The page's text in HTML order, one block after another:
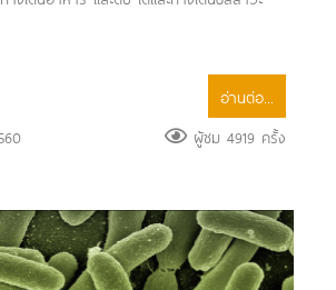
อ่านต่อ...
ผู้ชม 4919 ครั้ง